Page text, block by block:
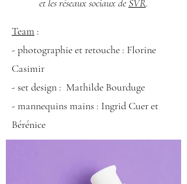
et les réseaux sociaux de SVR.
Team :
- photographie et retouche : Florine
Casimir
- set design : Mathilde Bourduge
- mannequins mains : Ingrid Cuer et
Bérénice